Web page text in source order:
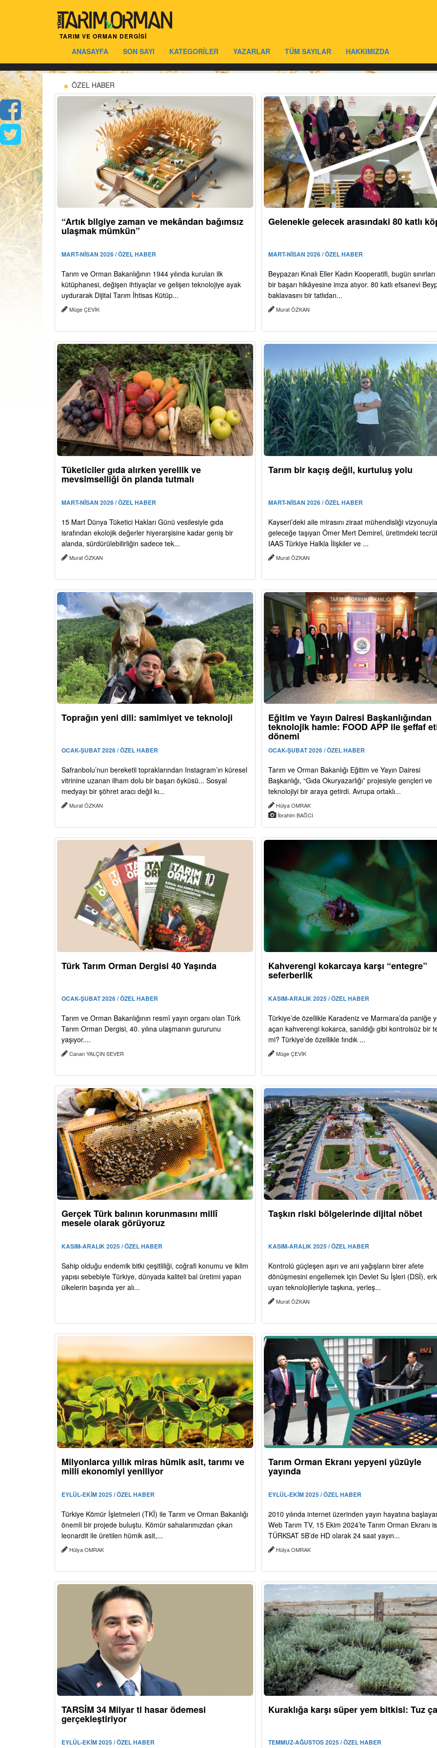
TARIM VE ORMAN DERGİSİ
ANASAYFA SON SAYI KATEGORİLER YAZARLAR TÜM SAYILAR HAKKIMIZDA
ÖZEL HABER
“Artık bilgiye zaman ve mekândan bağımsız
ulaşmak mümkün”
MART-NİSAN 2026 / ÖZEL HABER
Tarım ve Orman Bakanlığının 1944 yılında kurulan ilk
kütüphanesi, değişen ihtiyaçlar ve gelişen teknolojiye ayak
uydurarak Dijital Tarım İhtisas Kütüp...
Müge ÇEVİK
Gelenekle gelecek arasındaki 80 katlı
MART-NİSAN 2026 / ÖZEL HABER
Beypazarı Kınalı Eller Kadın Kooperatifi, bugün
bir başarı hikâyesine imza atıyor. 80 katlı efsanevi
baklavasını bir tatlıdan...
Murat ÖZKAN
Tüketiciler gıda alırken yerellik ve
mevsimselliği ön planda tutmalı
MART-NİSAN 2026 / ÖZEL HABER
15 Mart Dünya Tüketici Hakları Günü vesilesiyle gıda
israfından ekolojik değerler hiyerarşisine kadar geniş bir
alanda, sürdürülebilirliğin sadece tek...
Murat ÖZKAN
Tarım bir kaçış değil, kurtuluş yolu
MART-NİSAN 2026 / ÖZEL HABER
Kayseri’deki aile mirasını ziraat mühendisliği vizyonuyla
geleceğe taşıyan Ömer Mert Demirel, üretimdeki
IAAS Türkiye Halkla İlişkiler ve ...
Murat ÖZKAN
Toprağın yeni dili: samimiyet ve teknoloji
OCAK-ŞUBAT 2026 / ÖZEL HABER
Safranbolu’nun bereketli topraklarından Instagram’ın küresel
vitrinine uzanan ilham dolu bir başarı öyküsü... Sosyal
medyayı bir şöhret aracı değil kı...
Murat ÖZKAN
Eğitim ve Yayın Dairesi Başkanlığından
teknolojik hamle: FOOD APP ile şeffaf
dönemi
OCAK-ŞUBAT 2026 / ÖZEL HABER
Tarım ve Orman Bakanlığı Eğitim ve Yayın Dairesi
Başkanlığı, “Gıda Okuryazarlığı” projesiyle gençleri ve
teknolojiyi bir araya getirdi. Avrupa ortaklı...
Hülya OMRAK
İbrahim BAĞCI
Türk Tarım Orman Dergisi 40 Yaşında
OCAK-ŞUBAT 2026 / ÖZEL HABER
Tarım ve Orman Bakanlığının resmî yayın organı olan Türk
Tarım Orman Dergisi, 40. yılına ulaşmanın gururunu
yaşıyor....
Canan YALÇIN SEVER
Kahverengi kokarcaya karşı “entegre”
seferberlik
KASIM-ARALIK 2025 / ÖZEL HABER
Türkiye’de özellikle Karadeniz ve Marmara’da paniğe
açan kahverengi kokarca, sanıldığı gibi kontrolsüz bir
mi? Türkiye’de özellikle fındık ...
Müge ÇEVİK
Gerçek Türk balının korunmasını millî
mesele olarak görüyoruz
KASIM-ARALIK 2025 / ÖZEL HABER
Sahip olduğu endemik bitki çeşitliliği, coğrafi konumu ve iklim
yapısı sebebiyle Türkiye, dünyada kaliteli bal üretimi yapan
ülkelerin başında yer alı...
Taşkın riski bölgelerinde dijital nöbet
KASIM-ARALIK 2025 / ÖZEL HABER
Kontrolü güçleşen aşırı ve ani yağışların birer afete
dönüşmesini engellemek için Devlet Su İşleri (DSİ),
uyarı teknolojileriyle taşkına, yerleş...
Murat ÖZKAN
Milyonlarca yıllık miras hümik asit, tarımı ve
milli ekonomiyi yeniliyor
EYLÜL-EKİM 2025 / ÖZEL HABER
Türkiye Kömür İşletmeleri (TKİ) ile Tarım ve Orman Bakanlığı
önemli bir projede buluştu. Kömür sahalarımızdan çıkan
leonardit ile üretilen hümik asit,...
Hülya OMRAK
Tarım Orman Ekranı yepyeni yüzüyle
yayında
EYLÜL-EKİM 2025 / ÖZEL HABER
2010 yılında internet üzerinden yayın hayatına
Web Tarım TV, 15 Ekim 2024’te Tarım Orman Ekranı
TÜRKSAT 5B’de HD olarak 24 saat yayın...
Hülya OMRAK
TARSİM 34 Milyar tl hasar ödemesi
gerçekleştiriyor
EYLÜL-EKİM 2025 / ÖZEL HABER
Kuraklığa karşı süper yem bitkisi: Tuz
TEMMUZ-AĞUSTOS 2025 / ÖZEL HABER